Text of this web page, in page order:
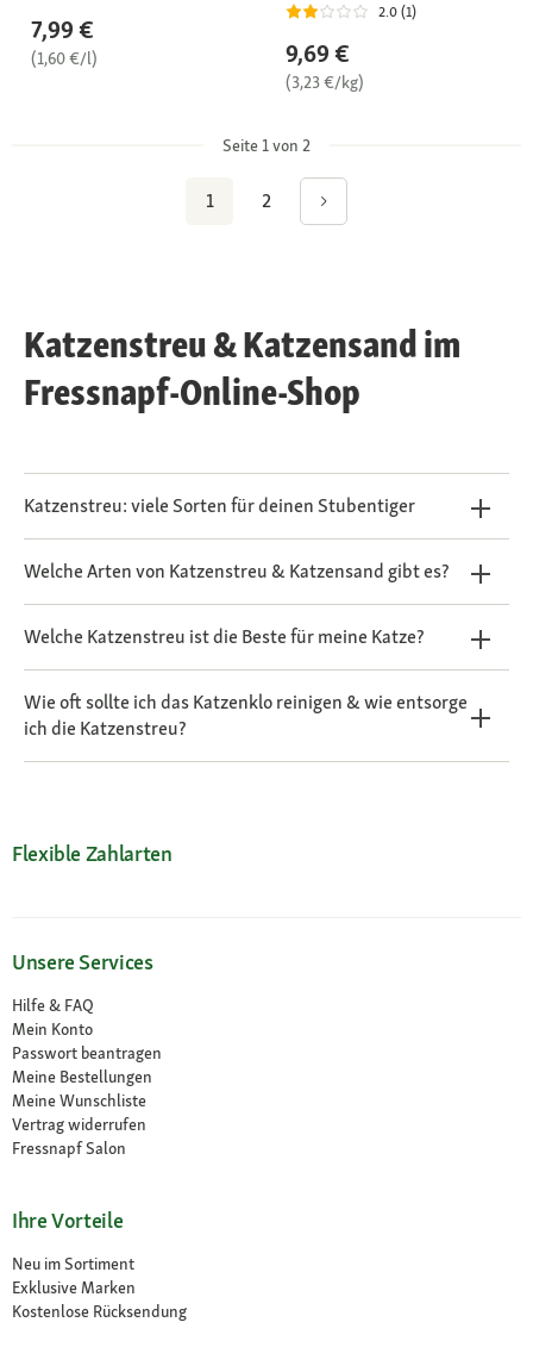
7,99 €
(1,60 €/l)
2.0 (1)
9,69 €
(3,23 €/kg)
Seite 1 von 2
1 2
Katzenstreu & Katzensand im
Fressnapf-Online-Shop
Katzenstreu: viele Sorten für deinen Stubentiger
Welche Arten von Katzenstreu & Katzensand gibt es?
Welche Katzenstreu ist die Beste für meine Katze?
Wie oft sollte ich das Katzenklo reinigen & wie entsorge
ich die Katzenstreu?
Flexible Zahlarten
Unsere Services
Hilfe & FAQ
Mein Konto
Passwort beantragen
Meine Bestellungen
Meine Wunschliste
Vertrag widerrufen
Fressnapf Salon
Ihre Vorteile
Neu im Sortiment
Exklusive Marken
Kostenlose Rücksendung